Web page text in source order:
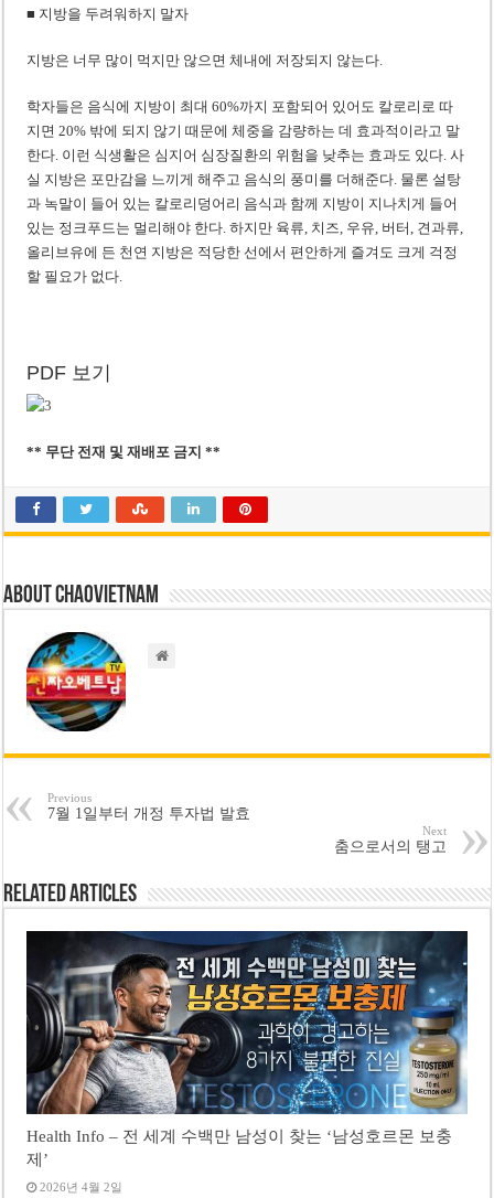
■ 지방을 두려워하지 말자
지방은 너무 많이 먹지만 않으면 체내에 저장되지 않는다.
학자들은 음식에 지방이 최대 60%까지 포함되어 있어도 칼로리로 따
지면 20% 밖에 되지 않기 때문에 체중을 감량하는 데 효과적이라고 말
한다. 이런 식생활은 심지어 심장질환의 위험을 낮추는 효과도 있다. 사
실 지방은 포만감을 느끼게 해주고 음식의 풍미를 더해준다. 물론 설탕
과 녹말이 들어 있는 칼로리덩어리 음식과 함께 지방이 지나치게 들어
있는 정크푸드는 멀리해야 한다. 하지만 육류, 치즈, 우유, 버터, 견과류,
올리브유에 든 천연 지방은 적당한 선에서 편안하게 즐겨도 크게 걱정
할 필요가 없다.
PDF 보기
** 무단 전재 및 재배포 금지 **
About chaovietnam
Previous
7월 1일부터 개정 투자법 발효
Next
춤으로서의 탱고
Related Articles
Health Info – 전 세계 수백만 남성이 찾는 ‘남성호르몬 보충
제’
2026년 4월 2일